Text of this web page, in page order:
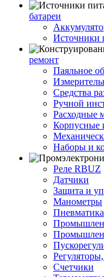
батареи
Источники
ремонт
Паяльное
Средства
Ручной
Расходные
Корпусные
Наборы и
Реле RBUZ
Датчики
Защита и
Манометры
Пневматика
Счетчики